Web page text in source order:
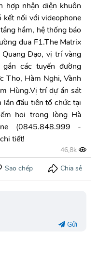
hợp nhận diện khuôn
kết nối với videophone
hầm, hệ thống báo
đua F1.The Matrix
Đạo, vị trí vàng
các tuyến đường
Thọ, Hàm Nghi, Vành
Hùng.Vị trí dự án sát
đầu tiên tổ chức tại
hoi trong lòng Hà
(0845.848.999 -
tiết!
Gửi